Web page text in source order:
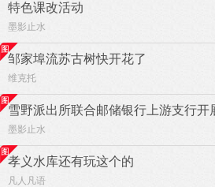
特色课改活动
墨影止水
邹家埠流苏古树快开花了
维克托
雪野派出所联合邮储银行上游支行开
墨影止水
孝义水库还有玩这个的
凡人凡语